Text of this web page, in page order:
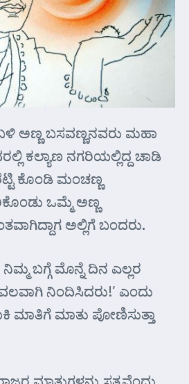
ಅಣ್ಣ ಬಸವಣ್ಣನವರು ಮಹಾ
ಕಲ್ಯಾಣ ನಗರಿಯಲ್ಲಿದ್ದ ಚಾಡಿ
ಕೊಂಡಿ ಮಂಚಣ್ಣ
ಒಮ್ಮೆ ಅಣ್ಣ
ಅಲ್ಲಿಗೆ ಬಂದರು.
ಬಗ್ಗೆ ಮೊನ್ನೆ ದಿನ ಎಲ್ಲರ
ನಿಂದಿಸಿದರು!’ ಎಂದು
ಮಾತಿಗೆ ಮಾತು ಪೋಣಿಸುತ್ತಾ
ಮಾತುಗಳನ್ನು ಸತ್ಯವೆಂದು